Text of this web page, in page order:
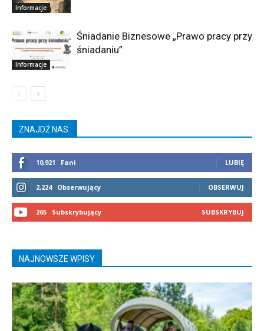
Informacje
Informacje
Śniadanie Biznesowe „Prawo pracy przy
śniadaniu”
ZNAJDŹ NAS:
10,921 Fani LUBIĘ
2,224 Obserwujący OBSERWUJ
265 Subskrybujący SUBSKRYBUJ
NAJNOWSZE WPISY